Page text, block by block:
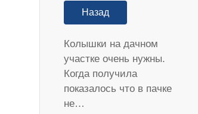
Назад
Колышки на дачном
участке очень нужны.
Когда получила
показалось что в пачке
не…